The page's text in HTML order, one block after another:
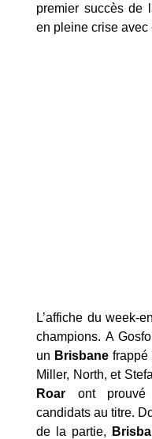
premier succès de
en pleine crise avec
L’affiche du week-
champions. A
un Brisbanefrappé
Miller, North, et
Roar ont prouvé
candidats au titre.
de la partie,